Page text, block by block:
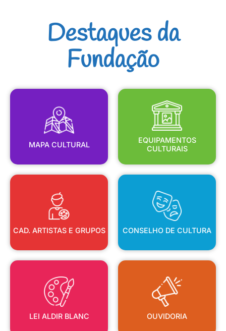
Destaques da
Fundação
MAPA CULTURAL
MAPA CULTURAL
EQUIPAMENTOS
CULTURAIS
EQUIPAMENTOS
CULTURAIS
CAD. ARTISTAS E GRUPOS
CAD. ARTISTAS E GRUPOS
CONSELHO DE CULTURA
CONSELHO DE CULTURA
LEI ALDIR BLANC
LEI ALDIR BLANC
OUVIDORIA
OUVIDORIA